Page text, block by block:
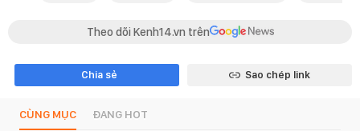
Theo dõi Kenh14.vn trên
Chia sẻ Sao chép link
CÙNG MỤC ĐANG HOT